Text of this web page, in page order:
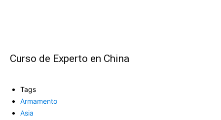
Curso de Experto en China
Tags
Armamento
Asia